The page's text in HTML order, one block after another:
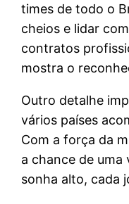
times de todo o
cheios e lidar
contratos
mostra o
Outro detalhe
vários países
Com a força da
a chance de uma
sonha alto, cada